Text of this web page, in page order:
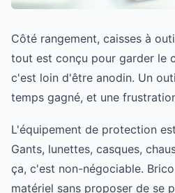
Côté rangement, caisses à
tout est conçu pour garder le
c'est loin d'être anodin. Un
temps gagné, et une
L'équipement de protection
Gants, lunettes, casques,
ça, c'est non-négociable.
matériel sans proposer de se